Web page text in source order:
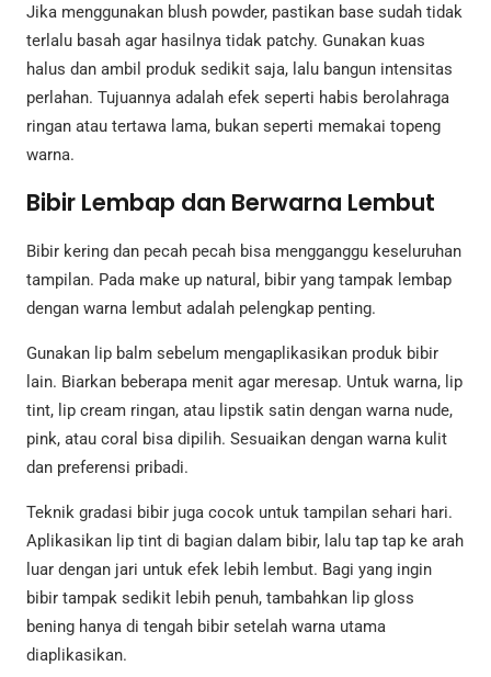
Jika menggunakan blush powder, pastikan base sudah tidak
terlalu basah agar hasilnya tidak patchy. Gunakan kuas
halus dan ambil produk sedikit saja, lalu bangun intensitas
perlahan. Tujuannya adalah efek seperti habis berolahraga
ringan atau tertawa lama, bukan seperti memakai topeng
warna.
Bibir Lembap dan Berwarna Lembut
Bibir kering dan pecah pecah bisa mengganggu keseluruhan
tampilan. Pada make up natural, bibir yang tampak lembap
dengan warna lembut adalah pelengkap penting.
Gunakan lip balm sebelum mengaplikasikan produk bibir
lain. Biarkan beberapa menit agar meresap. Untuk warna, lip
tint, lip cream ringan, atau lipstik satin dengan warna nude,
pink, atau coral bisa dipilih. Sesuaikan dengan warna kulit
dan preferensi pribadi.
Teknik gradasi bibir juga cocok untuk tampilan sehari hari.
Aplikasikan lip tint di bagian dalam bibir, lalu tap tap ke arah
luar dengan jari untuk efek lebih lembut. Bagi yang ingin
bibir tampak sedikit lebih penuh, tambahkan lip gloss
bening hanya di tengah bibir setelah warna utama
diaplikasikan.